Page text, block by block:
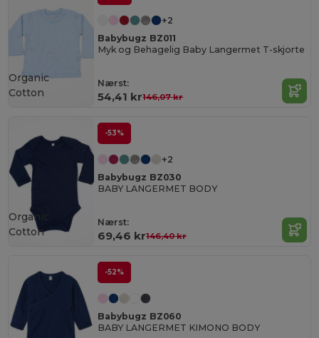
+2
Babybugz BZ011
Myk og Behagelig Baby Langermet T-skjorte
Nærst:
54,41 kr146,07 kr
Organic
Cotton
-53%
+2
Babybugz BZ030
BABY LANGERMET BODY
Nærst:
69,46 kr146,40 kr
Organic
Cotton
-52%
Babybugz BZ060
BABY LANGERMET KIMONO BODY